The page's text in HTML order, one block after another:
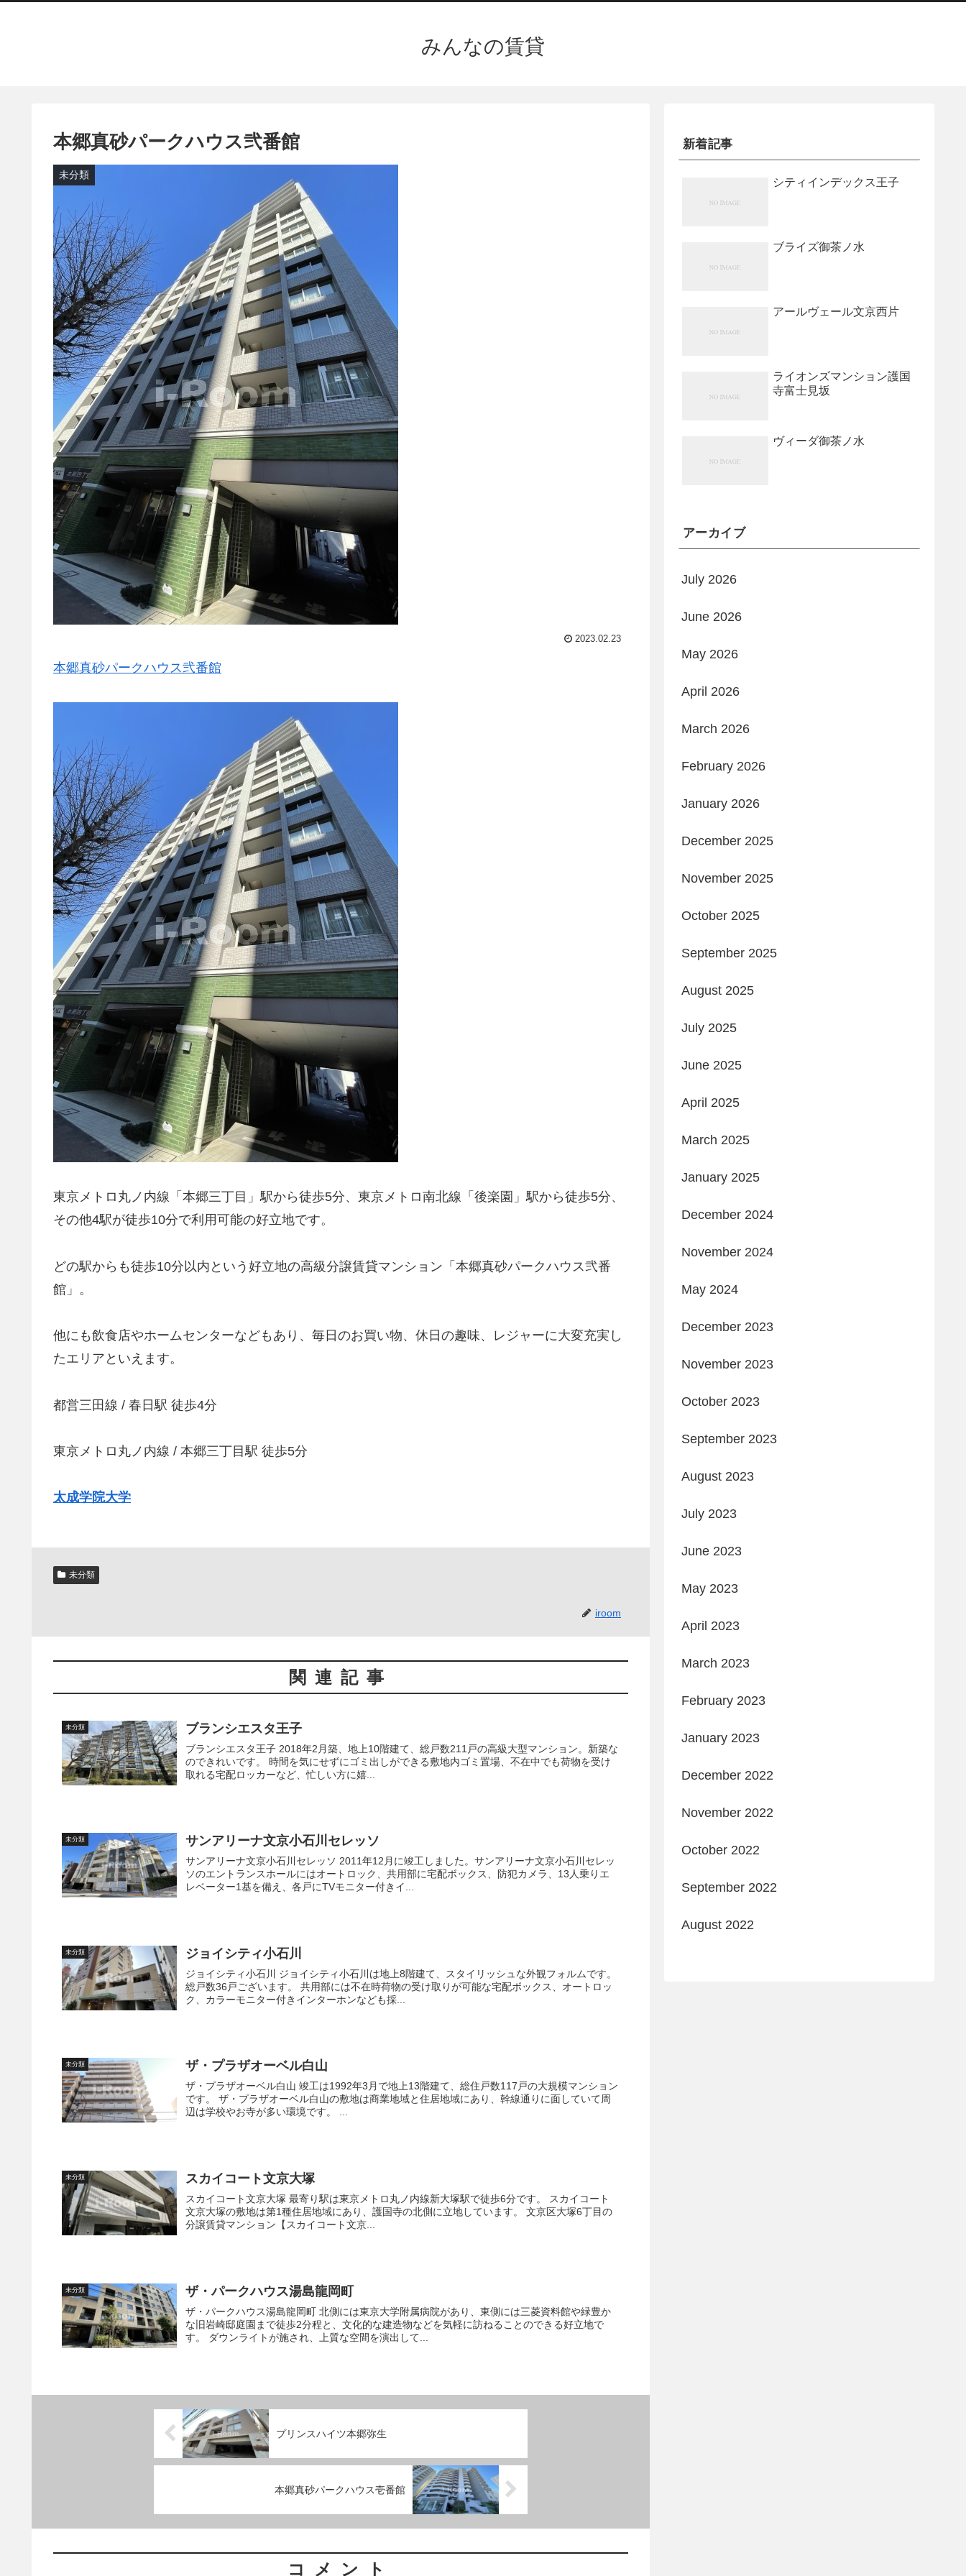
みんなの賃貸
本郷真砂パークハウス弐番館
未分類
2023.02.23
本郷真砂パークハウス弐番館
東京メトロ丸ノ内線「本郷三丁目」駅から徒歩5分、東京メトロ南北線「後楽園」駅から徒歩5分、
その他4駅が徒歩10分で利用可能の好立地です。
どの駅からも徒歩10分以内という好立地の高級分譲賃貸マンション「本郷真砂パークハウス弐番
館」。
他にも飲食店やホームセンターなどもあり、毎日のお買い物、休日の趣味、レジャーに大変充実し
たエリアといえます。
都営三田線 / 春日駅 徒歩4分
東京メトロ丸ノ内線 / 本郷三丁目駅 徒歩5分
太成学院大学
未分類
iroom
関連記事
未分類 ブランシエスタ王子
ブランシエスタ王子 2018年2月築、地上10階建て、総戸数211戸の高級大型マンション。新築な
のできれいです。 時間を気にせずにゴミ出しができる敷地内ゴミ置場、不在中でも荷物を受け
取れる宅配ロッカーなど、忙しい方に嬉...
未分類 サンアリーナ文京小石川セレッソ
サンアリーナ文京小石川セレッソ 2011年12月に竣工しました。サンアリーナ文京小石川セレッ
ソのエントランスホールにはオートロック、共用部に宅配ボックス、防犯カメラ、13人乗りエ
レベーター1基を備え、各戸にTVモニター付きイ...
未分類 ジョイシティ小石川
ジョイシティ小石川 ジョイシティ小石川は地上8階建て、スタイリッシュな外観フォルムです。
総戸数36戸ございます。 共用部には不在時荷物の受け取りが可能な宅配ボックス、オートロッ
ク、カラーモニター付きインターホンなども採...
未分類 ザ・プラザオーベル白山
ザ・プラザオーベル白山 竣工は1992年3月で地上13階建て、総住戸数117戸の大規模マンション
です。 ザ・プラザオーベル白山の敷地は商業地域と住居地域にあり、幹線通りに面していて周
辺は学校やお寺が多い環境です。 ...
未分類 スカイコート文京大塚
スカイコート文京大塚 最寄り駅は東京メトロ丸ノ内線新大塚駅で徒歩6分です。 スカイコート
文京大塚の敷地は第1種住居地域にあり、護国寺の北側に立地しています。 文京区大塚6丁目の
分譲賃貸マンション【スカイコート文京...
未分類 ザ・パークハウス湯島龍岡町
ザ・パークハウス湯島龍岡町 北側には東京大学附属病院があり、東側には三菱資料館や緑豊か
な旧岩崎邸庭園まで徒歩2分程と、文化的な建造物などを気軽に訪ねることのできる好立地で
す。 ダウンライトが施され、上質な空間を演出して...
プリンスハイツ本郷弥生
本郷真砂パークハウス壱番館
コメント
新着記事
シティインデックス王子
ブライズ御茶ノ水
アールヴェール文京西片
ライオンズマンション護国
寺富士見坂
ヴィーダ御茶ノ水
アーカイブ
July 2026
June 2026
May 2026
April 2026
March 2026
February 2026
January 2026
December 2025
November 2025
October 2025
September 2025
August 2025
July 2025
June 2025
April 2025
March 2025
January 2025
December 2024
November 2024
May 2024
December 2023
November 2023
October 2023
September 2023
August 2023
July 2023
June 2023
May 2023
April 2023
March 2023
February 2023
January 2023
December 2022
November 2022
October 2022
September 2022
August 2022